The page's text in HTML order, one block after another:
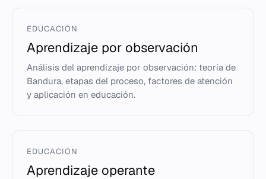
EDUCACIÓN
Aprendizaje por observación
Análisis del aprendizaje por observación: teoría de
Bandura, etapas del proceso, factores de atención
y aplicación en educación.
EDUCACIÓN
Aprendizaje operante